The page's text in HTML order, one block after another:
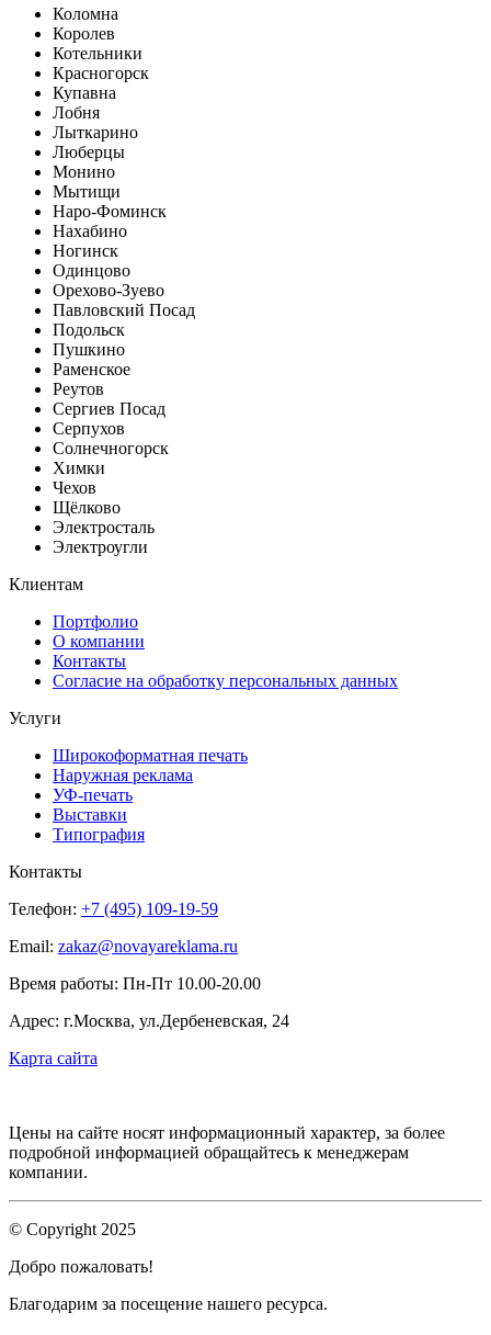
Коломна
Королев
Котельники
Красногорск
Купавна
Лобня
Лыткарино
Люберцы
Монино
Мытищи
Наро-Фоминск
Нахабино
Ногинск
Одинцово
Орехово-Зуево
Павловский Посад
Подольск
Пушкино
Раменское
Реутов
Сергиев Посад
Серпухов
Солнечногорск
Химки
Чехов
Щёлково
Электросталь
Электроугли
Клиентам
Портфолио
О компании
Контакты
Согласие на обработку персональных данных
Услуги
Широкоформатная печать
Наружная реклама
УФ-печать
Выставки
Типография
Контакты
Телефон: +7 (495) 109-19-59
Email: zakaz@novayareklama.ru
Время работы: Пн-Пт 10.00-20.00
Адрес: г.Москва, ул.Дербеневская, 24
Карта сайта
Цены на сайте носят информационный характер, за более
подробной информацией обращайтесь к менеджерам
компании.
© Copyright 2025
Добро пожаловать!
Благодарим за посещение нашего ресурса.